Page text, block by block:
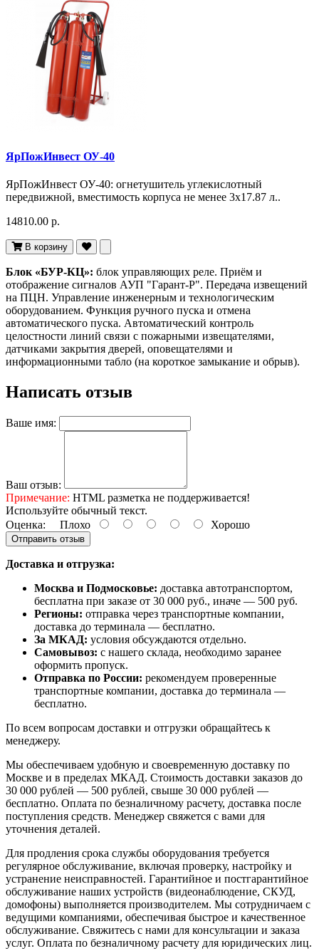
ЯрПожИнвест ОУ-40
ЯрПожИнвест ОУ-40: огнетушитель углекислотный
передвижной, вместимость корпуса не менее 3х17.87 л..
14810.00 р.
В корзину
Блок «БУР-КЦ»: блок управляющих реле. Приём и
отображение сигналов АУП "Гарант-Р". Передача извещений
на ПЦН. Управление инженерным и технологическим
оборудованием. Функция ручного пуска и отмена
автоматического пуска. Автоматический контроль
целостности линий связи с пожарными извещателями,
датчиками закрытия дверей, оповещателями и
информационными табло (на короткое замыкание и обрыв).
Написать отзыв
Ваше имя:
Ваш отзыв:
Примечание: HTML разметка не поддерживается!
Используйте обычный текст.
Оценка: Плохо Хорошо
Отправить отзыв
Доставка и отгрузка:
Москва и Подмосковье: доставка автотранспортом,
бесплатна при заказе от 30 000 руб., иначе — 500 руб.
Регионы: отправка через транспортные компании,
доставка до терминала — бесплатно.
За МКАД: условия обсуждаются отдельно.
Самовывоз: с нашего склада, необходимо заранее
оформить пропуск.
Отправка по России: рекомендуем проверенные
транспортные компании, доставка до терминала —
бесплатно.
По всем вопросам доставки и отгрузки обращайтесь к
менеджеру.
Мы обеспечиваем удобную и своевременную доставку по
Москве и в пределах МКАД. Стоимость доставки заказов до
30 000 рублей — 500 рублей, свыше 30 000 рублей —
бесплатно. Оплата по безналичному расчету, доставка после
поступления средств. Менеджер свяжется с вами для
уточнения деталей.
Для продления срока службы оборудования требуется
регулярное обслуживание, включая проверку, настройку и
устранение неисправностей. Гарантийное и постгарантийное
обслуживание наших устройств (видеонаблюдение, СКУД,
домофоны) выполняется производителем. Мы сотрудничаем с
ведущими компаниями, обеспечивая быстрое и качественное
обслуживание. Свяжитесь с нами для консультации и заказа
услуг. Оплата по безналичному расчету для юридических лиц.